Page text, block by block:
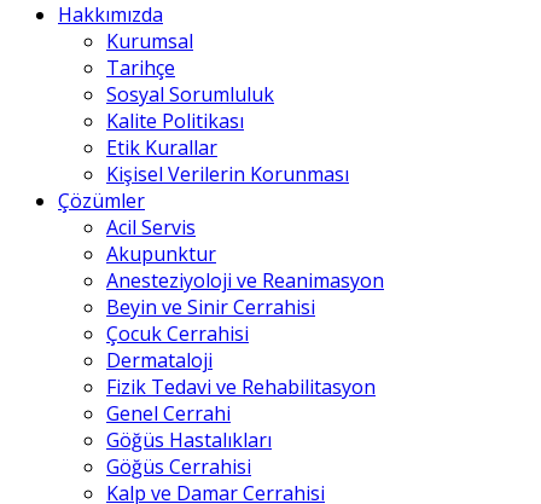
Hakkımızda
Kurumsal
Tarihçe
Sosyal Sorumluluk
Kalite Politikası
Etik Kurallar
Kişisel Verilerin Korunması
Çözümler
Acil Servis
Akupunktur
Anesteziyoloji ve Reanimasyon
Beyin ve Sinir Cerrahisi
Çocuk Cerrahisi
Dermataloji
Fizik Tedavi ve Rehabilitasyon
Genel Cerrahi
Göğüs Hastalıkları
Göğüs Cerrahisi
Kalp ve Damar Cerrahisi